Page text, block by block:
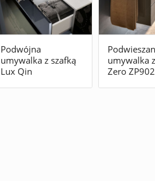
Podwójna
umywalka z szafką
Lux Qin
umywalka
Zero